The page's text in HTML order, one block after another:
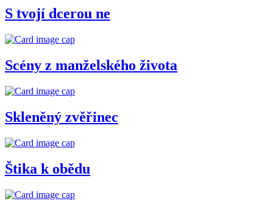
S tvojí dcerou ne
Scény z manželského života
Skleněný zvěřinec
Štika k obědu